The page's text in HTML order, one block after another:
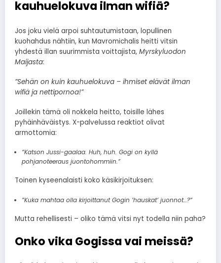
kauhuelokuva ilman wifiä?
Jos joku vielä arpoi suhtautumistaan, lopullinen
kuohahdus nähtiin, kun Mavromichalis heitti vitsin
yhdestä illan suurimmista voittajista, Myrskyluodon
Maijasta:
”Sehän on kuin kauhuelokuva – ihmiset elävät ilman
wifiä ja nettipornoa!”
Joillekin tämä oli nokkela heitto, toisille lähes
pyhäinhäväistys. X-palvelussa reaktiot olivat
armottomia:
”Katson Jussi-gaalaa. Huh, huh. Gogi on kyllä
pohjanoteeraus juontohommiin.”
Toinen kyseenalaisti koko käsikirjoituksen:
”Kuka mahtaa olla kirjoittanut Gogin ’hauskat’ juonnot…?”
Mutta rehellisesti – oliko tämä vitsi nyt todella niin paha?
Onko vika Gogissa vai meissä?